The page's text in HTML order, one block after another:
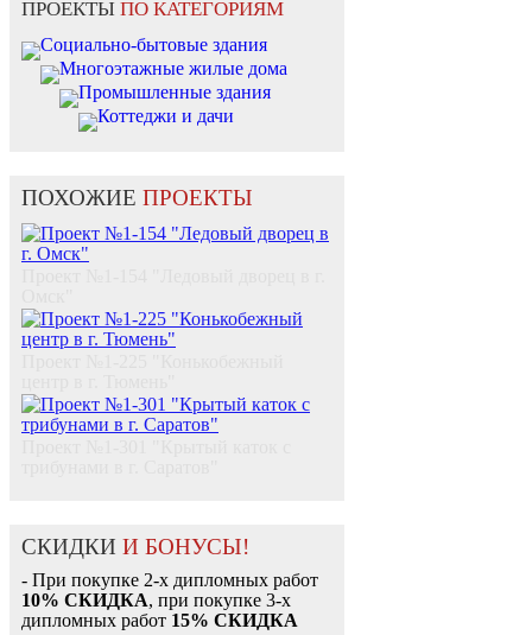
ПРОЕКТЫ ПО КАТЕГОРИЯМ
Социально-бытовые здания
Многоэтажные жилые дома
Промышленные здания
Коттеджи и дачи
ПОХОЖИЕ ПРОЕКТЫ
СКИДКИ И БОНУСЫ!
- При покупке 2-х дипломных работ
10% СКИДКА, при покупке 3-х
дипломных работ 15% СКИДКА